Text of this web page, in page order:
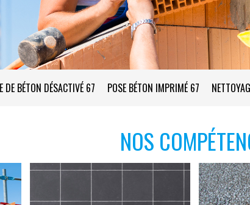
DE BÉTON DÉSACTIVÉ 67 POSE BÉTON IMPRIMÉ 67
NOS